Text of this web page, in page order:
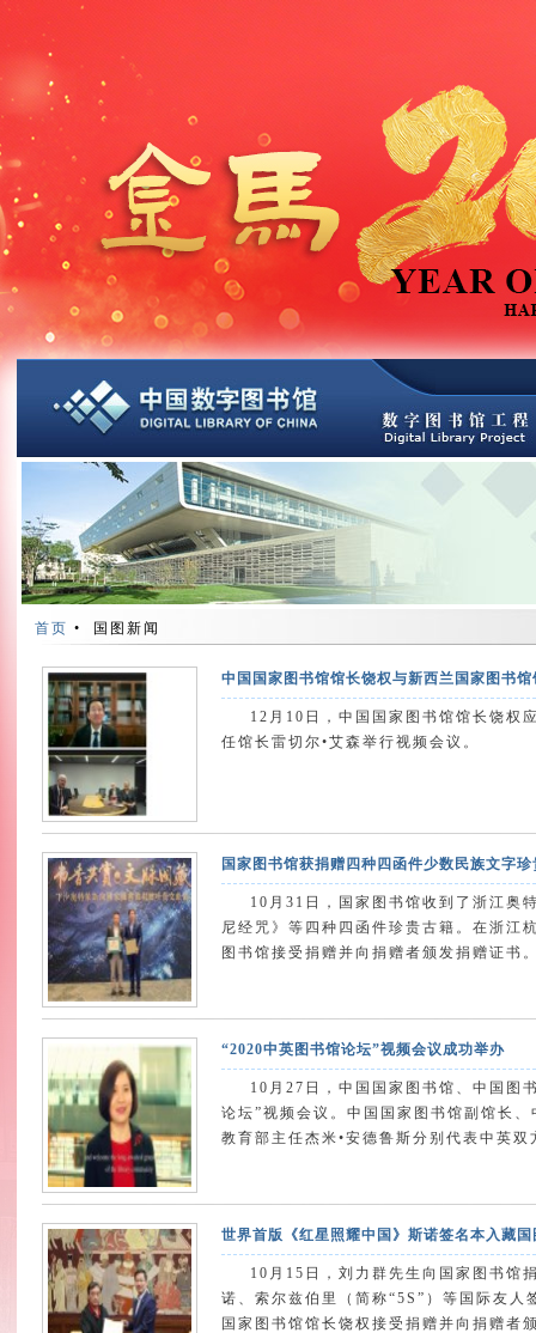
首页 • 国图新闻
中国国家图书馆馆长饶权与新西兰国家图书
12月10日，中国国家图书馆馆长饶权
任馆长雷切尔•艾森举行视频会议。
国家图书馆获捐赠四种四函件少数民族文字
10月31日，国家图书馆收到了浙江奥
尼经咒》等四种四函件珍贵古籍。在浙江
图书馆接受捐赠并向捐赠者颁发捐赠证书
“2020中英图书馆论坛”视频会议成功举办
10月27日，中国国家图书馆、中国图
论坛”视频会议。中国国家图书馆副馆长
教育部主任杰米•安德鲁斯分别代表中英双
世界首版《红星照耀中国》斯诺签名本入藏
10月15日，刘力群先生向国家图书馆
诺、索尔兹伯里（简称“5S”）等国际友
国家图书馆馆长饶权接受捐赠并向捐赠者